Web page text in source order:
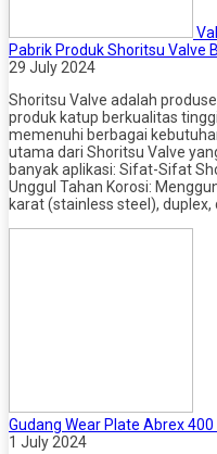
Pabrik Produk Shoritsu Valve
29 July 2024
Shoritsu Valve adalah
produk katup berkualitas
memenuhi berbagai
utama dari Shoritsu Valve
banyak aplikasi: Sifat-Sifat
Unggul Tahan Korosi:
karat (stainless steel), duplex,
Gudang Wear Plate Abrex
1 July 2024